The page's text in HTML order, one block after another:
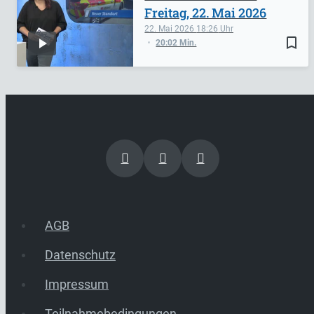
bookmark_border
22. Mai 2026 18:26
20:02 Min.
Freitag, 22. Mai 2026
AGB
Datenschutz
Impressum